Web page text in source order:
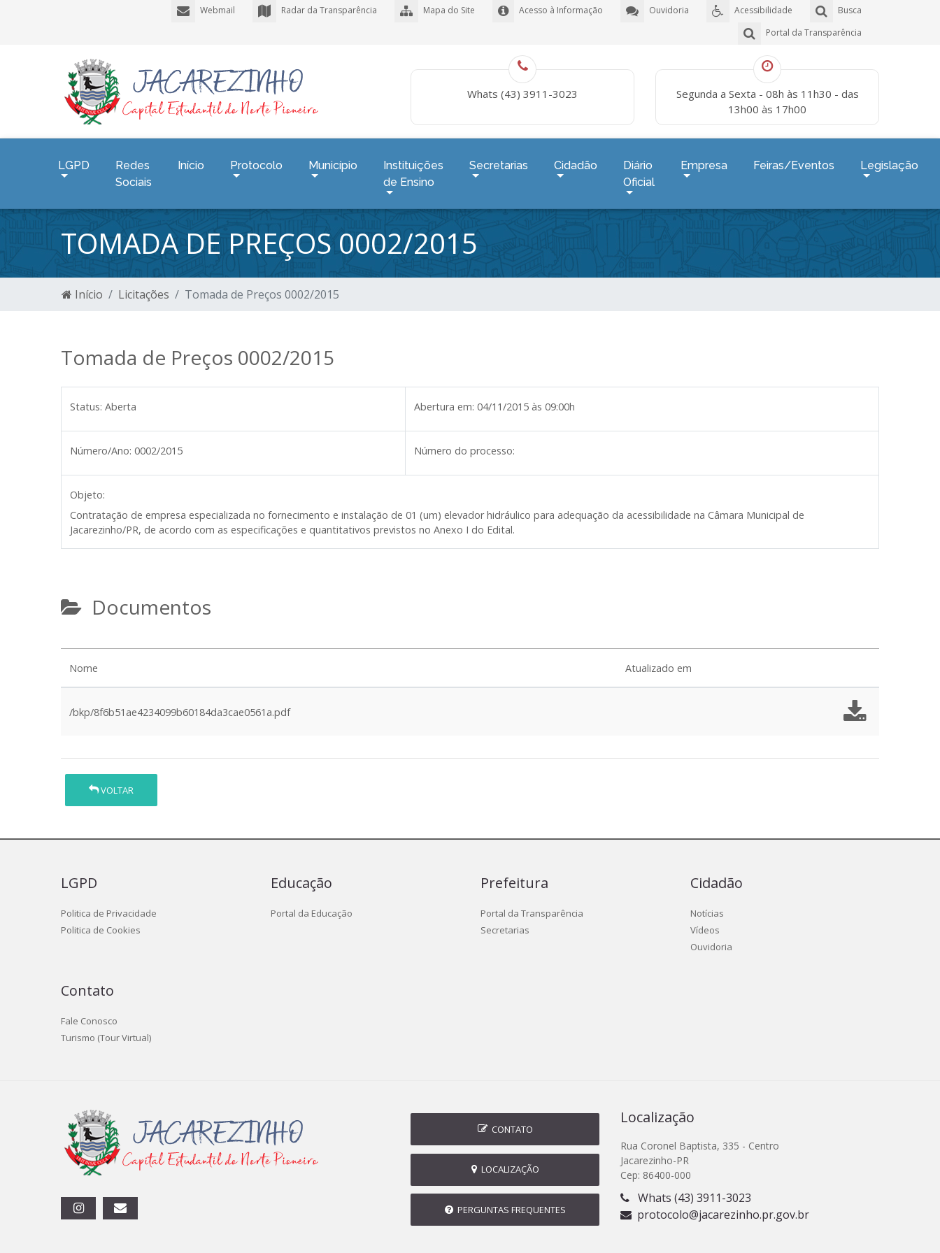
Busca
Acessibilidade
Ouvidoria
Acesso à Informação
Mapa do Site
Radar da Transparência
Webmail
Portal da Transparência
Whats (43) 3911-3023
Segunda a Sexta - 08h às 11h30 - das
13h00 às 17h00
LGPD
Redes
Sociais
Início Protocolo Município
Instituições
de Ensino
Secretarias Cidadão
Diário
Oficial
Empresa Feiras/Eventos Legislação
TOMADA DE PREÇOS 0002/2015
Início Licitações Tomada de Preços 0002/2015
Tomada de Preços 0002/2015
Status: Aberta Abertura em: 04/11/2015 às 09:00h
Número/Ano: 0002/2015 Número do processo:
Objeto:
Contratação de empresa especializada no fornecimento e instalação de 01 (um) elevador hidráulico para adequação da acessibilidade na Câmara Municipal de
Jacarezinho/PR, de acordo com as especificações e quantitativos previstos no Anexo I do Edital.
Documentos
Nome Atualizado em
/bkp/8f6b51ae4234099b60184da3cae0561a.pdf
VOLTAR
LGPD
Politica de Privacidade
Politica de Cookies
Educação
Portal da Educação
Prefeitura
Portal da Transparência
Secretarias
Cidadão
Notícias
Vídeos
Ouvidoria
Contato
Fale Conosco
Turismo (Tour Virtual)
CONTATO
LOCALIZAÇÃO
PERGUNTAS FREQUENTES
Localização
Rua Coronel Baptista, 335 - Centro
Jacarezinho-PR
Cep: 86400-000
Whats (43) 3911-3023
protocolo@jacarezinho.pr.gov.br